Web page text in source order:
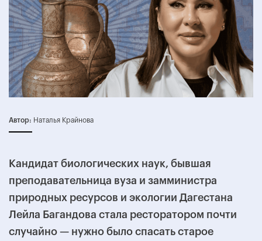
Автор: Наталья Крайнова
Кандидат биологических наук, бывшая
преподавательница вуза и замминистра
природных ресурсов и экологии Дагестана
Лейла Багандова стала ресторатором почти
случайно — нужно было спасать старое